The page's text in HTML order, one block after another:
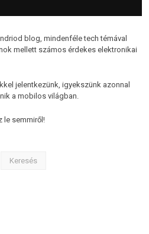
blog, mindenféle tech témával
mellett számos érdekes elektronikai
jelentkezünk, igyekszünk azonnal
a mobilos világban.
le semmiről!